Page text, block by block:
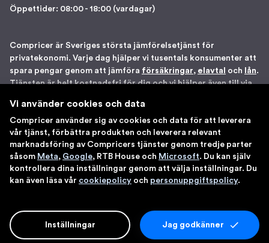
Öppettider: 08:00 - 18:00 (vardagar)
Compricer är Sveriges största jämförelsetjänst för
privatekonomi. Varje dag hjälper vi tusentals konsumenter att
spara pengar genom att jämföra försäkringar, elavtal och lån.
Tjänsten är helt kostnadsfri för dig och vi hjälper även till via
försäkringsdistributör hos Bolagsverket samt står under
Finansinspektionens tillsyn. Åtta gånger har vi blivit utsedda
till en av Sveriges 100 bästa sajter av IDG. Du kan känna dig
trygg med att använda våra tjänster.
Vi använder cookies och data
Compricer använder sig av cookies och data för att leverera
vår tjänst, förbättra produkten och leverera relevant
marknadsföring av Compricers tjänster genom tredje parter
såsom Meta, Google, RTB House och Microsoft. Du kan själv
kontrollera dina inställningar genom att välja inställningar. Du
kan även läsa vår cookiepolicy och personuppgiftspolicy.
Jag godkänner
Inställningar